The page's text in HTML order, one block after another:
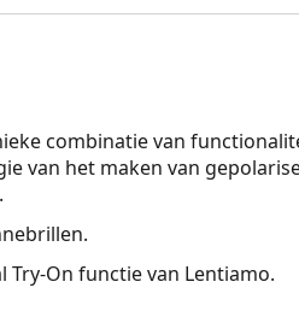
combinatie van
van het maken van
Try-On functie van Lentiamo.